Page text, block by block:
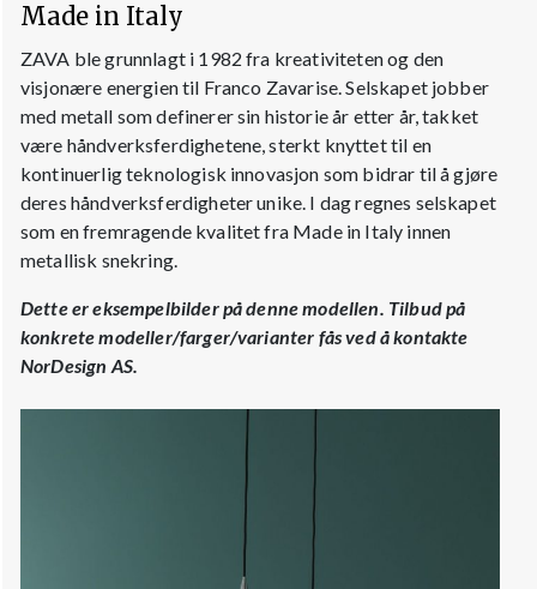
Made in Italy
ZAVA ble grunnlagt i 1982 fra kreativiteten og den
visjonære energien til Franco Zavarise. Selskapet jobber
med metall som definerer sin historie år etter år, takket
være håndverksferdighetene, sterkt knyttet til en
kontinuerlig teknologisk innovasjon som bidrar til å gjøre
deres håndverksferdigheter unike. I dag regnes selskapet
som en fremragende kvalitet fra Made in Italy innen
metallisk snekring.
Dette er eksempelbilder på denne modellen. Tilbud på
konkrete modeller/farger/varianter fås ved å kontakte
NorDesign AS.